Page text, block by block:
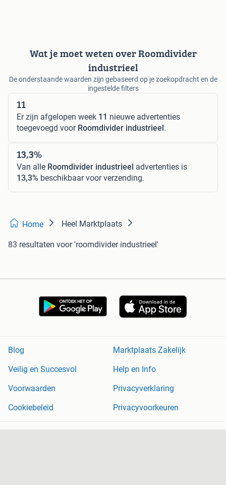
Wat je moet weten over Roomdivider
industrieel
De onderstaande waarden zijn gebaseerd op je zoekopdracht en de
ingestelde filters
11
Er zijn afgelopen week 11 nieuwe advertenties
toegevoegd voor Roomdivider industrieel.
13,3%
Van alle Roomdivider industrieel advertenties is
13,3% beschikbaar voor verzending.
Home Heel Marktplaats
83 resultaten voor 'roomdivider industrieel'
Blog
Marktplaats Zakelijk
Veilig en Succesvol
Help en Info
Voorwaarden
Privacyverklaring
Cookiebeleid
Privacyvoorkeuren